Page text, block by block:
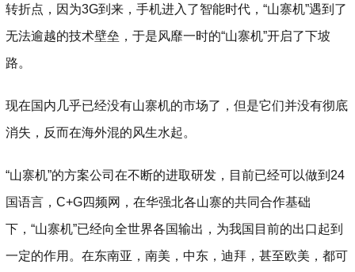
转折点，因为3G到来，手机进入了智能时代，“山寨机”遇到了
无法逾越的技术壁垒，于是风靡一时的“山寨机”开启了下坡
路。
现在国内几乎已经没有山寨机的市场了，但是它们并没有彻底
消失，反而在海外混的风生水起。
“山寨机”的方案公司在不断的进取研发，目前已经可以做到24
国语言，C+G四频网，在华强北各山寨的共同合作基础
下，“山寨机”已经向全世界各国输出，为我国目前的出口起到
一定的作用。在东南亚，南美，中东，迪拜，甚至欧美，都可